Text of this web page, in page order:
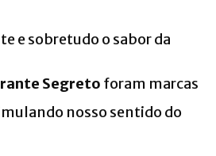
e sobretudo o sabor da
Segreto foram marcas
nosso sentido do